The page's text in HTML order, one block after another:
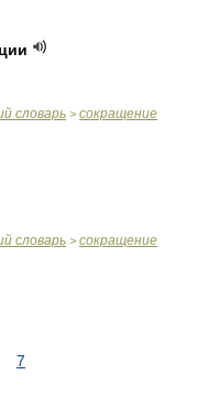
словарь > сокращение
словарь > сокращение
7